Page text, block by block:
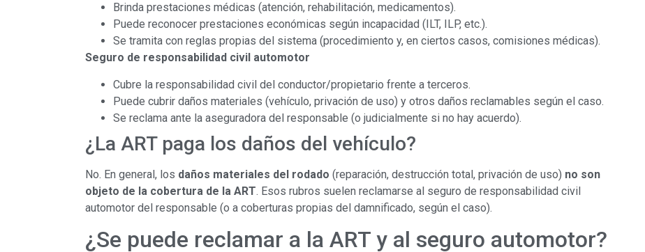
Brinda prestaciones médicas (atención, rehabilitación, medicamentos).
Puede reconocer prestaciones económicas según incapacidad (ILT, ILP, etc.).
Se tramita con reglas propias del sistema (procedimiento y, en ciertos casos, comisiones médicas).
Seguro de responsabilidad civil automotor
Cubre la responsabilidad civil del conductor/propietario frente a terceros.
Puede cubrir daños materiales (vehículo, privación de uso) y otros daños reclamables según el caso.
Se reclama ante la aseguradora del responsable (o judicialmente si no hay acuerdo).
¿La ART paga los daños del vehículo?
No. En general, los daños materiales del rodado (reparación, destrucción total, privación de uso) no son
objeto de la cobertura de la ART. Esos rubros suelen reclamarse al seguro de responsabilidad civil
automotor del responsable (o a coberturas propias del damnificado, según el caso).
¿Se puede reclamar a la ART y al seguro automotor?